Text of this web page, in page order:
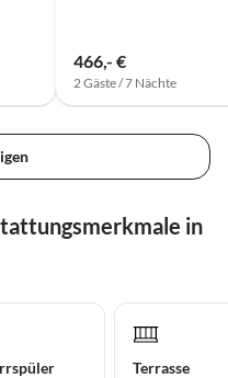
466,- €
2 Gäste / 7 Nächte
in
Terrasse